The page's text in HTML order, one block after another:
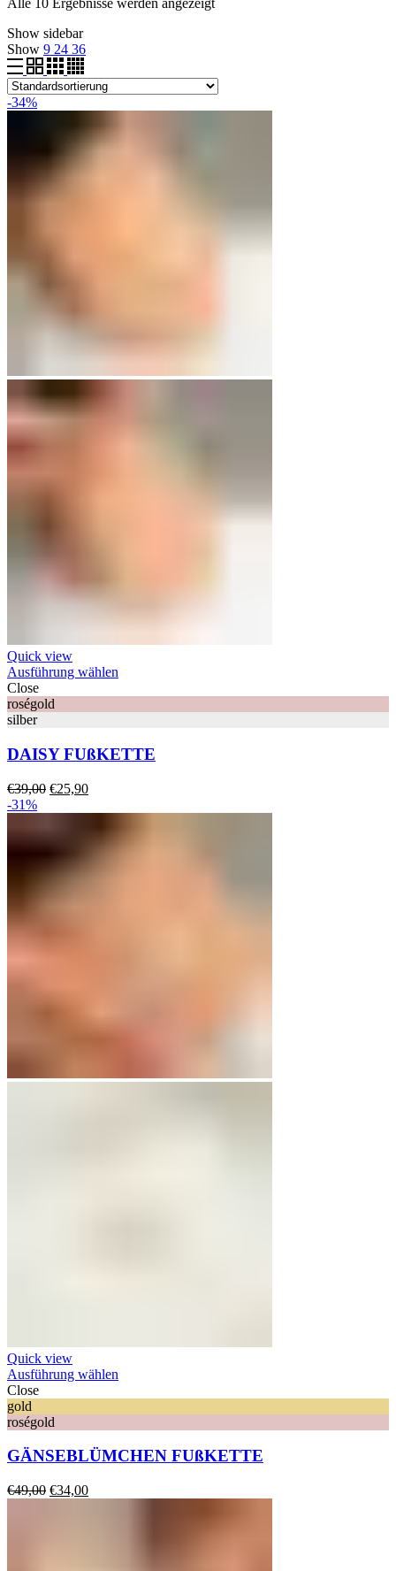
Alle 10 Ergebnisse werden angezeigt
Show sidebar
Show 9 24 36
-34%
Quick view
Ausführung wählen
Close
roségold
silber
DAISY FUßKETTE
€39,00 Ursprünglicher
€25,90Aktueller
-31%
Quick view
Ausführung wählen
Close
gold
roségold
GÄNSEBLÜMCHEN FUßKETTE
€49,00 Ursprünglicher
€34,00Aktueller